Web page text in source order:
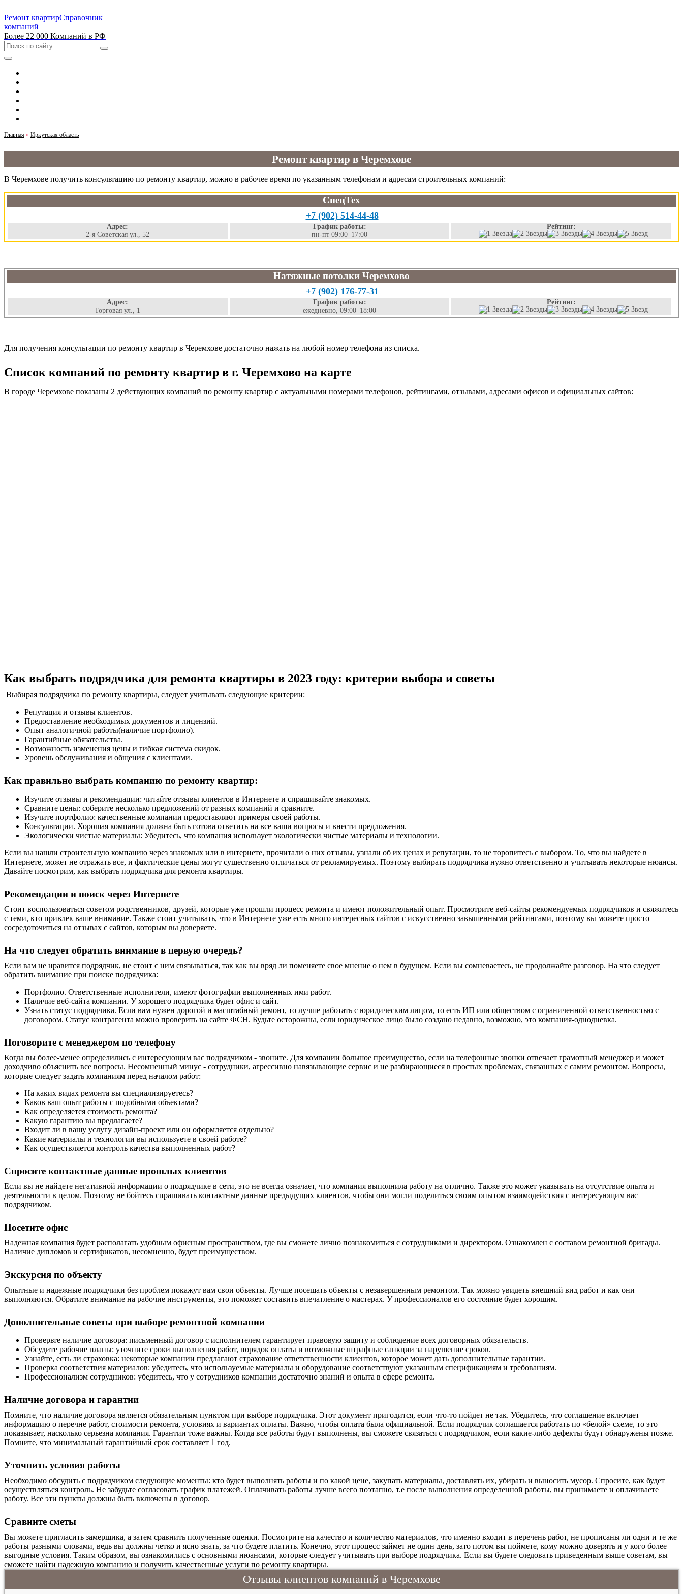
Ремонт квартирСправочник
компаний
Более 22 000 Компаний в РФ
Главная » Иркутская область
Ремонт квартир в Черемхове
В Черемхове получить консультацию по ремонту квартир, можно в рабочее время по указанным телефонам и адресам строительных компаний:
СпецТех
+7 (902) 514-44-48
Адрес:
2-я Советская ул., 52
График работы:
пн-пт 09:00–17:00
Рейтинг:
Натяжные потолки Черемхово
+7 (902) 176-77-31
Адрес:
Торговая ул., 1
График работы:
ежедневно, 09:00–18:00
Рейтинг:
Для получения консультации по ремонту квартир в Черемхове достаточно нажать на любой номер телефона из списка.
Список компаний по ремонту квартир в г. Черемхово на карте
В городе Черемхове показаны 2 действующих компаний по ремонту квартир с актуальными номерами телефонов, рейтингами, отзывами, адресами офисов и официальных сайтов:
Как выбрать подрядчика для ремонта квартиры в 2023 году: критерии выбора и советы
Выбирая подрядчика по ремонту квартиры, следует учитывать следующие критерии:
Репутация и отзывы клиентов.
Предоставление необходимых документов и лицензий.
Опыт аналогичной работы(наличие портфолио).
Гарантийные обязательства.
Возможность изменения цены и гибкая система скидок.
Уровень обслуживания и общения с клиентами.
Как правильно выбрать компанию по ремонту квартир:
Изучите отзывы и рекомендации: читайте отзывы клиентов в Интернете и спрашивайте знакомых.
Сравните цены: соберите несколько предложений от разных компаний и сравните.
Изучите портфолио: качественные компании предоставляют примеры своей работы.
Консультации. Хорошая компания должна быть готова ответить на все ваши вопросы и внести предложения.
Экологически чистые материалы: Убедитесь, что компания использует экологически чистые материалы и технологии.
Если вы нашли строительную компанию через знакомых или в интернете, прочитали о них отзывы, узнали об их ценах и репутации, то не торопитесь с выбором. То, что вы найдете в
Интернете, может не отражать все, и фактические цены могут существенно отличаться от рекламируемых. Поэтому выбирать подрядчика нужно ответственно и учитывать некоторые нюансы.
Давайте посмотрим, как выбрать подрядчика для ремонта квартиры.
Рекомендации и поиск через Интернете
Стоит воспользоваться советом родственников, друзей, которые уже прошли процесс ремонта и имеют положительный опыт. Просмотрите веб-сайты рекомендуемых подрядчиков и свяжитесь
с теми, кто привлек ваше внимание. Также стоит учитывать, что в Интернете уже есть много интересных сайтов с искусственно завышенными рейтингами, поэтому вы можете просто
сосредоточиться на отзывах с сайтов, которым вы доверяете.
На что следует обратить внимание в первую очередь?
Если вам не нравится подрядчик, не стоит с ним связываться, так как вы вряд ли поменяете свое мнение о нем в будущем. Если вы сомневаетесь, не продолжайте разговор. На что следует
обратить внимание при поиске подрядчика:
Портфолио. Ответственные исполнители, имеют фотографии выполненных ими работ.
Наличие веб-сайта компании. У хорошего подрядчика будет офис и сайт.
Узнать статус подрядчика. Если вам нужен дорогой и масштабный ремонт, то лучше работать с юридическим лицом, то есть ИП или обществом с ограниченной ответственностью с
договором. Статус контрагента можно проверить на сайте ФСН. Будьте осторожны, если юридическое лицо было создано недавно, возможно, это компания-однодневка.
Поговорите с менеджером по телефону
Когда вы более-менее определились с интересующим вас подрядчиком - звоните. Для компании большое преимущество, если на телефонные звонки отвечает грамотный менеджер и может
доходчиво объяснить все вопросы. Несомненный минус - сотрудники, агрессивно навязывающие сервис и не разбирающиеся в простых проблемах, связанных с самим ремонтом. Вопросы,
которые следует задать компаниям перед началом работ:
На каких видах ремонта вы специализируетесь?
Каков ваш опыт работы с подобными объектами?
Как определяется стоимость ремонта?
Какую гарантию вы предлагаете?
Входит ли в вашу услугу дизайн-проект или он оформляется отдельно?
Какие материалы и технологии вы используете в своей работе?
Как осуществляется контроль качества выполненных работ?
Спросите контактные данные прошлых клиентов
Если вы не найдете негативной информации о подрядчике в сети, это не всегда означает, что компания выполнила работу на отлично. Также это может указывать на отсутствие опыта и
деятельности в целом. Поэтому не бойтесь спрашивать контактные данные предыдущих клиентов, чтобы они могли поделиться своим опытом взаимодействия с интересующим вас
подрядчиком.
Посетите офис
Надежная компания будет располагать удобным офисным пространством, где вы сможете лично познакомиться с сотрудниками и директором. Ознакомлен с составом ремонтной бригады.
Наличие дипломов и сертификатов, несомненно, будет преимуществом.
Экскурсия по объекту
Опытные и надежные подрядчики без проблем покажут вам свои объекты. Лучше посещать объекты с незавершенным ремонтом. Так можно увидеть внешний вид работ и как они
выполняются. Обратите внимание на рабочие инструменты, это поможет составить впечатление о мастерах. У профессионалов его состояние будет хорошим.
Дополнительные советы при выборе ремонтной компании
Проверьте наличие договора: письменный договор с исполнителем гарантирует правовую защиту и соблюдение всех договорных обязательств.
Обсудите рабочие планы: уточните сроки выполнения работ, порядок оплаты и возможные штрафные санкции за нарушение сроков.
Узнайте, есть ли страховка: некоторые компании предлагают страхование ответственности клиентов, которое может дать дополнительные гарантии.
Проверка соответствия материалов: убедитесь, что используемые материалы и оборудование соответствуют указанным спецификациям и требованиям.
Профессионализм сотрудников: убедитесь, что у сотрудников компании достаточно знаний и опыта в сфере ремонта.
Наличие договора и гарантии
Помните, что наличие договора является обязательным пунктом при выборе подрядчика. Этот документ пригодится, если что-то пойдет не так. Убедитесь, что соглашение включает
информацию о перечне работ, стоимости ремонта, условиях и вариантах оплаты. Важно, чтобы оплата была официальной. Если подрядчик соглашается работать по «белой» схеме, то это
показывает, насколько серьезна компания. Гарантии тоже важны. Когда все работы будут выполнены, вы сможете связаться с подрядчиком, если какие-либо дефекты будут обнаружены позже.
Помните, что минимальный гарантийный срок составляет 1 год.
Уточнить условия работы
Необходимо обсудить с подрядчиком следующие моменты: кто будет выполнять работы и по какой цене, закупать материалы, доставлять их, убирать и выносить мусор. Спросите, как будет
осуществляться контроль. Не забудьте согласовать график платежей. Оплачивать работы лучше всего поэтапно, т.е после выполнения определенной работы, вы принимаете и оплачиваете
работу. Все эти пункты должны быть включены в договор.
Сравните сметы
Вы можете пригласить замерщика, а затем сравнить полученные оценки. Посмотрите на качество и количество материалов, что именно входит в перечень работ, не прописаны ли одни и те же
работы разными словами, ведь вы должны четко и ясно знать, за что будете платить. Конечно, этот процесс займет не один день, зато потом вы поймете, кому можно доверять и у кого более
выгодные условия. Таким образом, вы ознакомились с основными нюансами, которые следует учитывать при выборе подрядчика. Если вы будете следовать приведенным выше советам, вы
сможете найти надежную компанию и получить качественные услуги по ремонту квартиры.
Отзывы клиентов компаний в Черемхове